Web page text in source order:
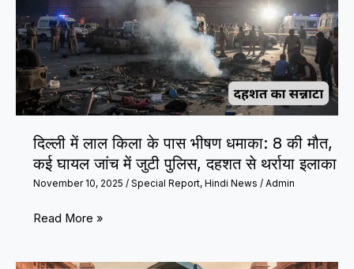
सेंगे़र
को
राहत
पर
सुप्रीम
में
टकराव
दिल्ली में लाल किला के पास भीषण धमाका: 8 की मौत,
कई घायल जांच में जुटी पुलिस, दहशत से थर्राया इलाका
November 10, 2025 / Special Report, Hindi News / Admin
दिल्ली
लाल
Read More »